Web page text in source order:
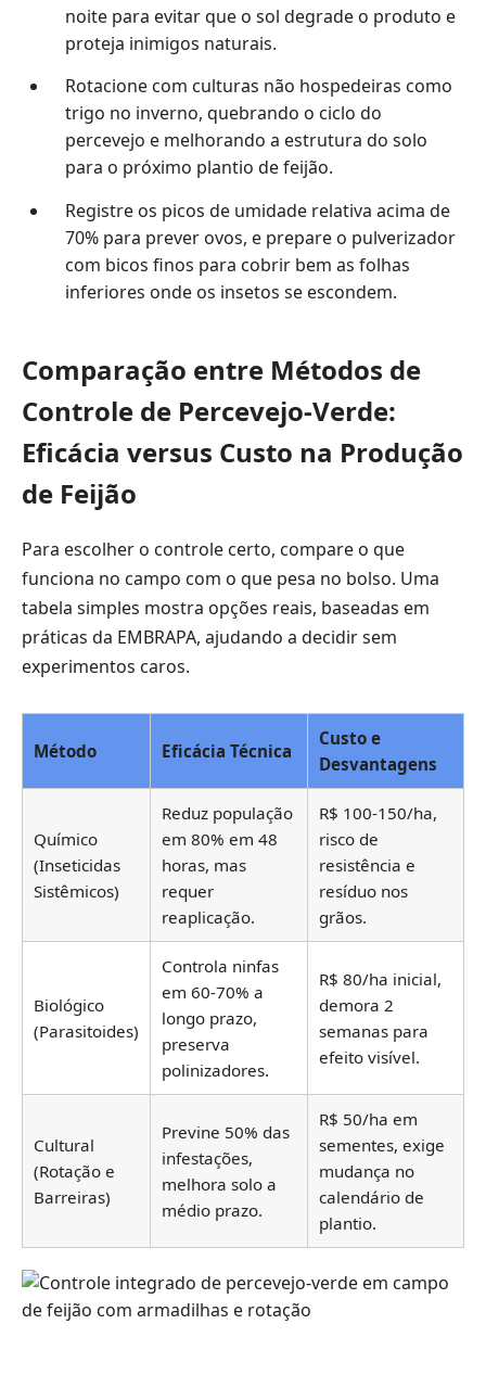
noite para evitar que o sol degrade o produto e
proteja inimigos naturais.
Rotacione com culturas não hospedeiras como
trigo no inverno, quebrando o ciclo do
percevejo e melhorando a estrutura do solo
para o próximo plantio de feijão.
Registre os picos de umidade relativa acima de
70% para prever ovos, e prepare o pulverizador
com bicos finos para cobrir bem as folhas
inferiores onde os insetos se escondem.
Comparação entre Métodos de
Controle de Percevejo-Verde:
Eficácia versus Custo na Produção
de Feijão
Para escolher o controle certo, compare o que
funciona no campo com o que pesa no bolso. Uma
tabela simples mostra opções reais, baseadas em
práticas da EMBRAPA, ajudando a decidir sem
experimentos caros.
Método Eficácia Técnica
Custo e
Desvantagens
Químico
(Inseticidas
Sistêmicos)
Reduz população
em 80% em 48
horas, mas
requer
reaplicação.
R$ 100-150/ha,
risco de
resistência e
resíduo nos
grãos.
Biológico
(Parasitoides)
Controla ninfas
em 60-70% a
longo prazo,
preserva
polinizadores.
R$ 80/ha inicial,
demora 2
semanas para
efeito visível.
Cultural
(Rotação e
Barreiras)
Previne 50% das
infestações,
melhora solo a
médio prazo.
R$ 50/ha em
sementes, exige
mudança no
calendário de
plantio.